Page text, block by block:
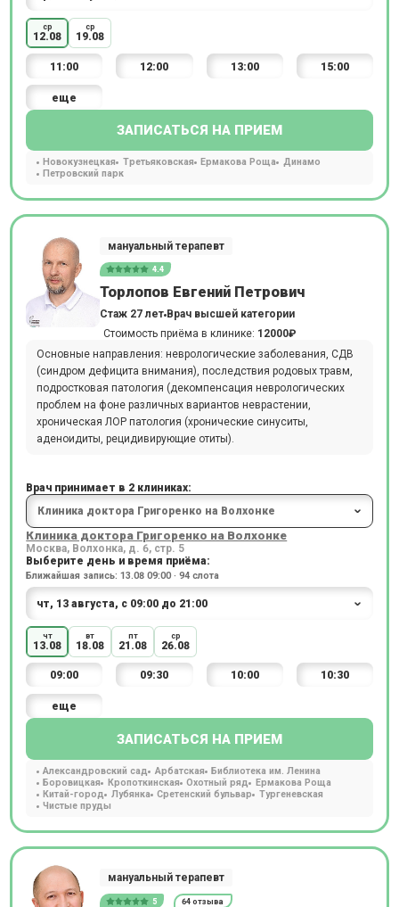
ср
12.08
ср
19.08
11:00 12:00 13:00 15:00
еще
ЗАПИСАТЬСЯ НА ПРИЕМ
Новокузнецкая Третьяковская Ермакова Роща
Динамо
Петровский парк
мануальный терапевт
4.4
Торлопов Евгений Петрович
Стаж 27 лет Врач высшей категории
Стоимость приёма в клинике: 12000₽
Основные направления: неврологические заболевания, СДВ
(синдром дефицита внимания), последствия родовых травм,
подростковая патология (декомпенсация неврологических
проблем на фоне различных вариантов неврастении,
хроническая ЛОР патология (хронические синуситы,
аденоидиты, рецидивирующие отиты).
Врач принимает в 2 клиниках:
Клиника доктора Григоренко на Волхонке
Москва, Волхонка, д. 6, стр. 5
Выберите день и время приёма:
Ближайшая запись: 13.08 09:00 · 94 слота
чт
13.08
вт
18.08
пт
21.08
ср
26.08
09:00 09:30 10:00 10:30
еще
ЗАПИСАТЬСЯ НА ПРИЕМ
Александровский сад Арбатская
Библиотека им. Ленина
Боровицкая
Кропоткинская Охотный ряд
Ермакова Роща
Китай-город
Лубянка Сретенский бульвар
Тургеневская
Чистые пруды
мануальный терапевт
5 64 отзыва